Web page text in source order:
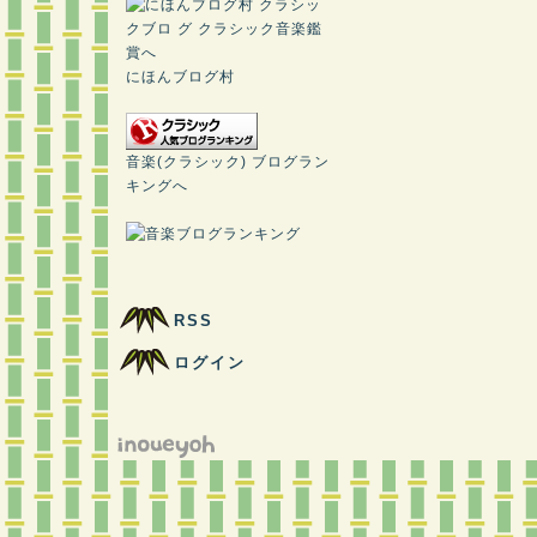
にほんブログ村
音楽(クラシック) ブログラン
キングへ
RSS
ログイン